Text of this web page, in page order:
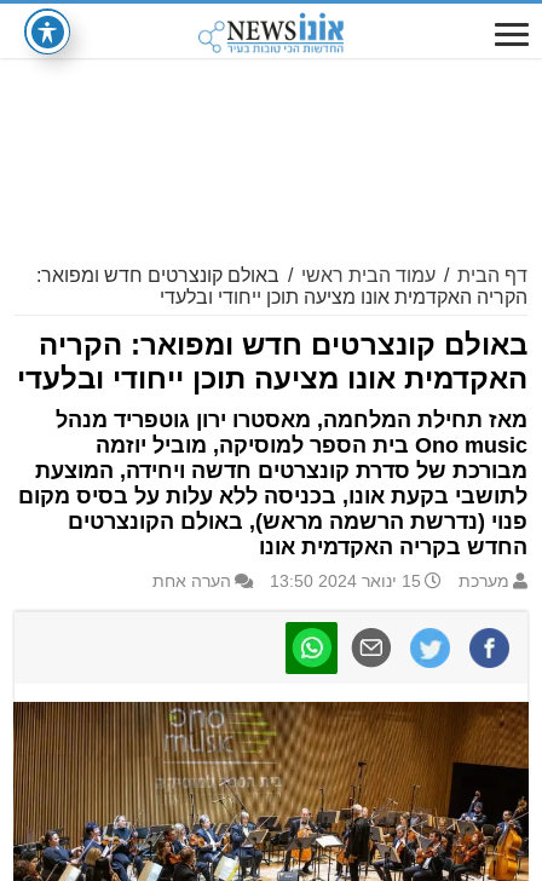
דף הבית / עמוד הבית ראשי / באולם קונצרטים חדש ומפואר:
הקריה האקדמית אונו מציעה תוכן ייחודי ובלעדי
באולם קונצרטים חדש ומפואר: הקריה
האקדמית אונו מציעה תוכן ייחודי ובלעדי
מאז תחילת המלחמה, מאסטרו ירון גוטפריד מנהל
Ono music בית הספר למוסיקה, מוביל יוזמה
מבורכת של סדרת קונצרטים חדשה ויחידה, המוצעת
לתושבי בקעת אונו, בכניסה ללא עלות על בסיס מקום
פנוי (נדרשת הרשמה מראש), באולם הקונצרטים
החדש בקריה האקדמית אונו
מערכת 15 ינואר 2024 13:50 הערה אחת